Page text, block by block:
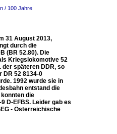
/ 100 Jahre
31 August 2013,
durch die
(BR 52.80). Die
Kriegslokomotive 52
der späteren DDR, so
DR 52 8134-0
1992 wurde sie in
entstand die
die
D-EFBS. Leider gab es
- Österreichische